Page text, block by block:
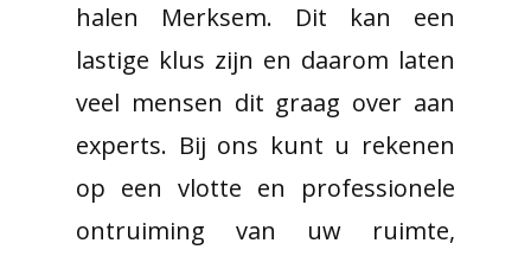
halen Merksem. Dit kan een
lastige klus zijn en daarom laten
veel mensen dit graag over aan
experts. Bij ons kunt u rekenen
op een vlotte en professionele
ontruiming van uw ruimte,